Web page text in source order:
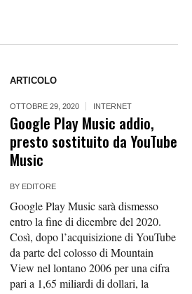
ARTICOLO
OTTOBRE 29, 2020 INTERNET
Google Play Music addio,
presto sostituito da YouTube
Music
BY EDITORE
Google Play Music sarà dismesso
entro la fine di dicembre del 2020.
Così, dopo l’acquisizione di YouTube
da parte del colosso di Mountain
View nel lontano 2006 per una cifra
pari a 1,65 miliardi di dollari, la